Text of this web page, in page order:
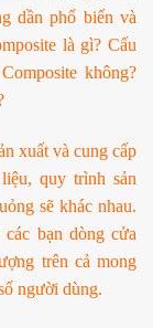
dần phổ biến và
là gì? Cấu
không?
xuất và cung cấp
quy trình sản
sẽ khác nhau.
bạn dòng cửa
trên cả mong
người dùng.